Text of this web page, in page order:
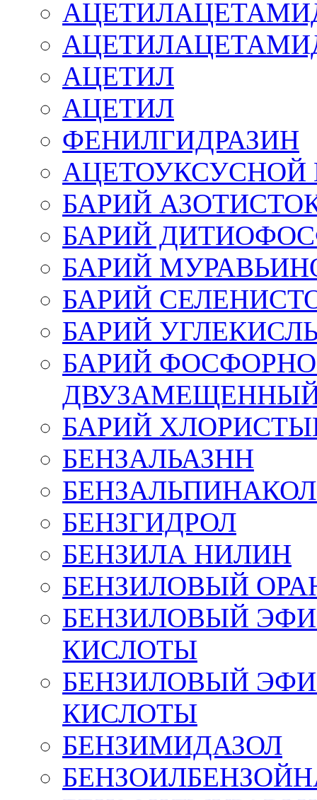
АЦЕТИЛ
АЦЕТИЛ
ФЕНИЛГИДРАЗИН
АЦЕТОУКСУСНОЙ
БАРИЙ
БАРИЙ
БАРИЙ
БАРИЙ
БАРИЙ
БАРИЙ
БАРИЙ
БЕНЗАЛЬАЗНН
БЕНЗГИДРОЛ
БЕНЗИЛА НИЛИН
БЕНЗИЛОВЫЙ
БЕНЗИЛОВЫЙ
КИСЛОТЫ
БЕНЗИЛОВЫЙ
КИСЛОТЫ
БЕНЗИМИДАЗОЛ